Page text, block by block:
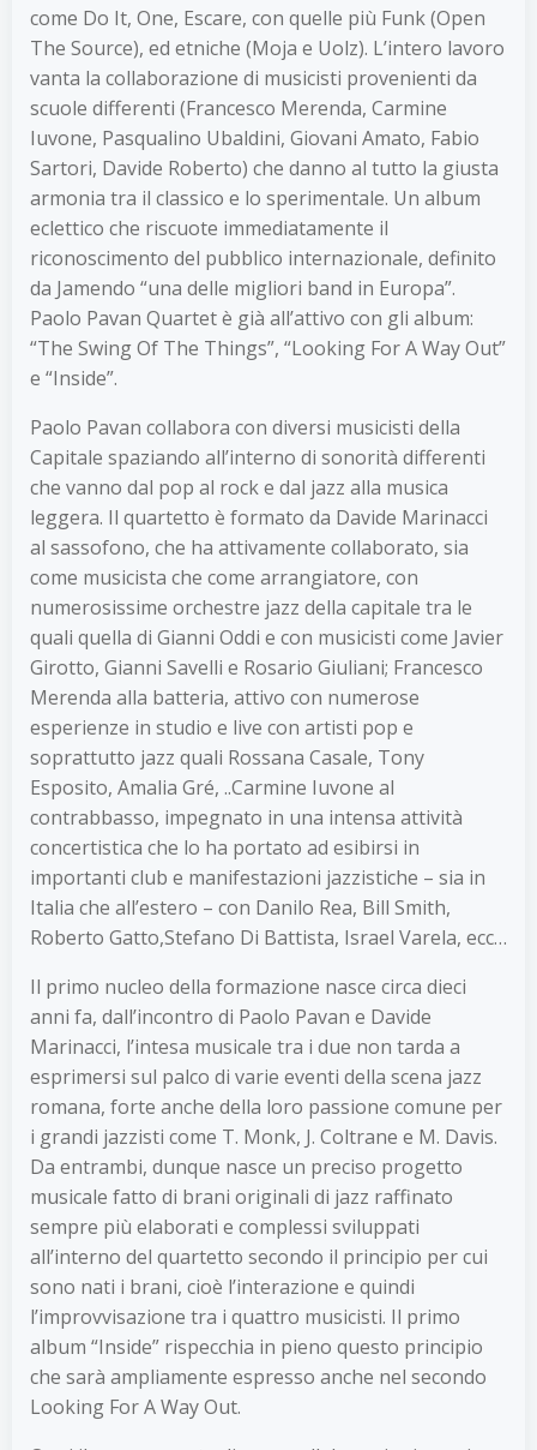
come Do It, One, Escare, con quelle più Funk (Open
The Source), ed etniche (Moja e Uolz). L’intero lavoro
vanta la collaborazione di musicisti provenienti da
scuole differenti (Francesco Merenda, Carmine
Iuvone, Pasqualino Ubaldini, Giovani Amato, Fabio
Sartori, Davide Roberto) che danno al tutto la giusta
armonia tra il classico e lo sperimentale. Un album
eclettico che riscuote immediatamente il
riconoscimento del pubblico internazionale, definito
da Jamendo “una delle migliori band in Europa”.
Paolo Pavan Quartet è già all’attivo con gli album:
“The Swing Of The Things”, “Looking For A Way Out”
e “Inside”.
Paolo Pavan collabora con diversi musicisti della
Capitale spaziando all’interno di sonorità differenti
che vanno dal pop al rock e dal jazz alla musica
leggera. Il quartetto è formato da Davide Marinacci
al sassofono, che ha attivamente collaborato, sia
come musicista che come arrangiatore, con
numerosissime orchestre jazz della capitale tra le
quali quella di Gianni Oddi e con musicisti come Javier
Girotto, Gianni Savelli e Rosario Giuliani; Francesco
Merenda alla batteria, attivo con numerose
esperienze in studio e live con artisti pop e
soprattutto jazz quali Rossana Casale, Tony
Esposito, Amalia Gré, ..Carmine Iuvone al
contrabbasso, impegnato in una intensa attività
concertistica che lo ha portato ad esibirsi in
importanti club e manifestazioni jazzistiche – sia in
Italia che all’estero – con Danilo Rea, Bill Smith,
Roberto Gatto,Stefano Di Battista, Israel Varela, ecc…
Il primo nucleo della formazione nasce circa dieci
anni fa, dall’incontro di Paolo Pavan e Davide
Marinacci, l’intesa musicale tra i due non tarda a
esprimersi sul palco di varie eventi della scena jazz
romana, forte anche della loro passione comune per
i grandi jazzisti come T. Monk, J. Coltrane e M. Davis.
Da entrambi, dunque nasce un preciso progetto
musicale fatto di brani originali di jazz raffinato
sempre più elaborati e complessi sviluppati
all’interno del quartetto secondo il principio per cui
sono nati i brani, cioè l’interazione e quindi
l’improvvisazione tra i quattro musicisti. Il primo
album “Inside” rispecchia in pieno questo principio
che sarà ampliamente espresso anche nel secondo
Looking For A Way Out.